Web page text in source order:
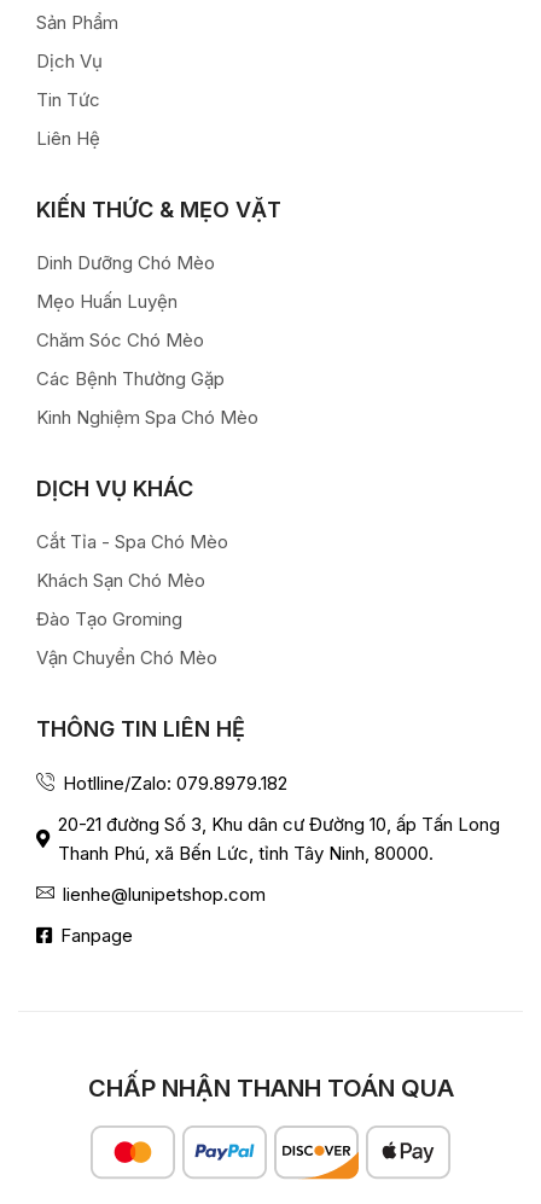
Sản Phẩm
Dịch Vụ
Tin Tức
Liên Hệ
KIẾN THỨC & MẸO VẶT
Dinh Dưỡng Chó Mèo
Mẹo Huấn Luyện
Chăm Sóc Chó Mèo
Các Bệnh Thường Gặp
Kinh Nghiệm Spa Chó Mèo
DỊCH VỤ KHÁC
Cắt Tỉa - Spa Chó Mèo
Khách Sạn Chó Mèo
Đào Tạo Groming
Vận Chuyển Chó Mèo
THÔNG TIN LIÊN HỆ
Hotlline/Zalo: 079.8979.182
20-21 đường Số 3, Khu dân cư Đường 10, ấp Tấn Long
Thanh Phú, xã Bến Lức, tỉnh Tây Ninh, 80000.
lienhe@lunipetshop.com
Fanpage
CHẤP NHẬN THANH TOÁN QUA